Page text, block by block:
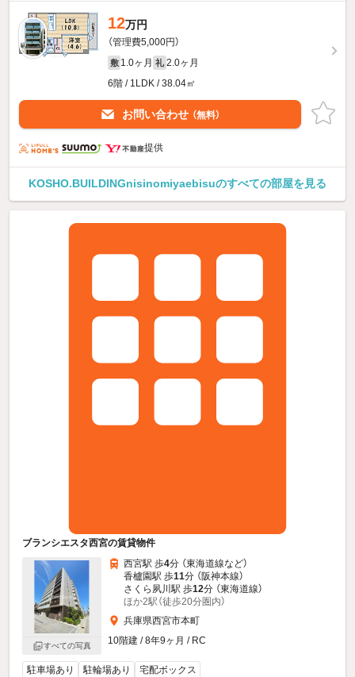
12万円
（管理費5,000円）
敷 1.0ヶ月 礼 2.0ヶ月
6階 / 1LDK / 38.04㎡
お問い合わせ （無料）
提供
KOSHO.BUILDINGnisinomiyaebisuのすべての部屋を見る
ブランシエスタ西宮の賃貸物件
すべての写真
西宮駅 歩4分 （東海道線など）
香櫨園駅 歩11分 （阪神本線）
さくら夙川駅 歩12分 （東海道線）
ほか2駅（徒歩20分圏内）
兵庫県西宮市本町
10階建 / 8年9ヶ月 / RC
駐車場あり 駐輪場あり 宅配ボックス